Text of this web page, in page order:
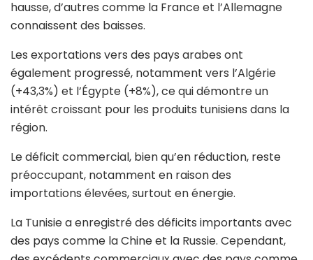
hausse, d’autres comme la France et l’Allemagne
connaissent des baisses.
Les exportations vers des pays arabes ont
également progressé, notamment vers l’Algérie
(+43,3%) et l’Égypte (+8%), ce qui démontre un
intérêt croissant pour les produits tunisiens dans la
région.
Le déficit commercial, bien qu’en réduction, reste
préoccupant, notamment en raison des
importations élevées, surtout en énergie.
La Tunisie a enregistré des déficits importants avec
des pays comme la Chine et la Russie. Cependant,